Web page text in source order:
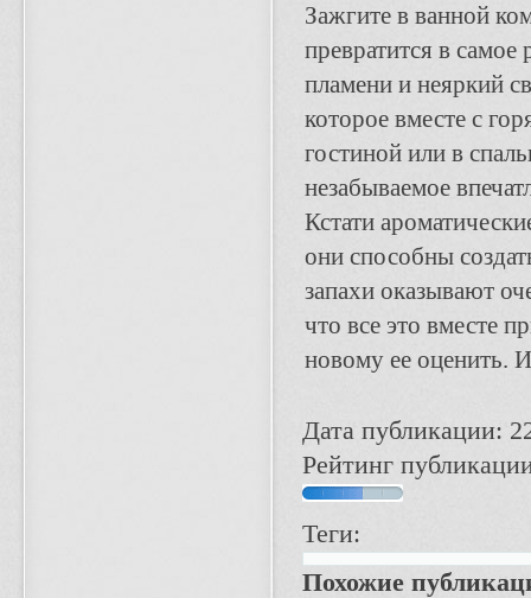
Зажгите в ванной
превратится в
пламени и неяркий
которое вместе с
гостиной или в
незабываемое
Кстати
они способны
запахи оказывают
что все это вместе
новому ее оценить.
Дата публикации:
Рейтинг
Теги:
Похожие